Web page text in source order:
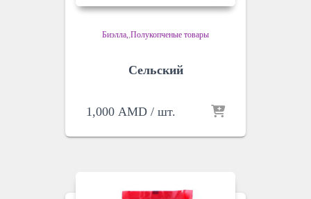
Биэлла ,Полукопченые товары
Сельский
1,000 AMD / шт.